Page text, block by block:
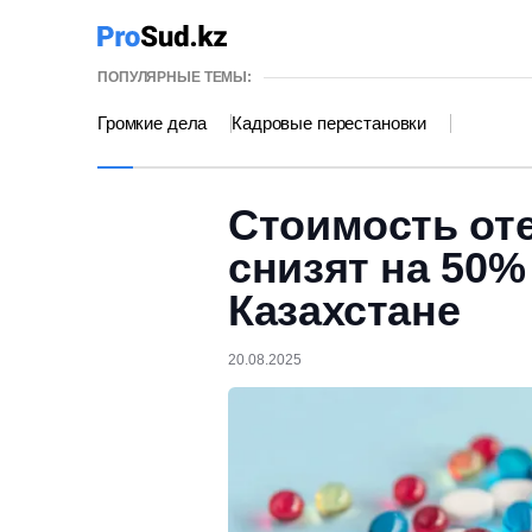
ПОПУЛЯРНЫЕ ТЕМЫ:
Громкие дела Кадровые перестановки
Стоимость
снизят на
Казахстане
20.08.2025